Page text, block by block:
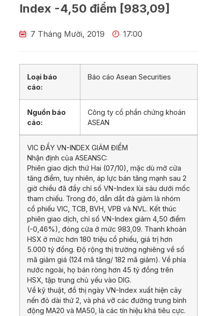
Index -4,50 điểm [983,09]
7 Tháng Mười, 2019 17:00
Loại báo
cáo:
Báo cáo Asean Securities
Nguồn báo
cáo:
Công ty cổ phần chứng khoán
ASEAN
VIC ĐẨY VN-INDEX GIẢM ĐIỂM
Nhận định của ASEANSC:
Phiên giao dịch thứ Hai (07/10), mặc dù mở cửa
tăng điểm, tuy nhiên, áp lực bán tăng mạnh sau 2
giờ chiều đã đẩy chỉ số VN-Index lùi sâu dưới mốc
tham chiếu. Trong đó, dẫn dắt đà giảm là nhóm
cổ phiếu VIC, TCB, BVH, VPB và NVL. Kết thúc
phiên giao dịch, chỉ số VN-Index giảm 4,50 điểm
(-0,46%), đóng cửa ở mức 983,09. Thanh khoản
HSX ở mức hơn 180 triệu cổ phiếu, giá trị hơn
5.000 tỷ đồng. Độ rộng thị trường nghiêng về số
mã giảm giá (124 mã tăng/ 182 mã giảm). Về phía
nước ngoài, họ bán ròng hơn 45 tỷ đồng trên
HSX, tập trung chủ yếu vào DIG.
Về kỹ thuật, đồ thị ngày VN-Index xuất hiện cây
nến đỏ dài thứ 2, và phá vỡ các đường trung bình
động MA20 và MA50, là các tín hiệu khá tiêu cực.